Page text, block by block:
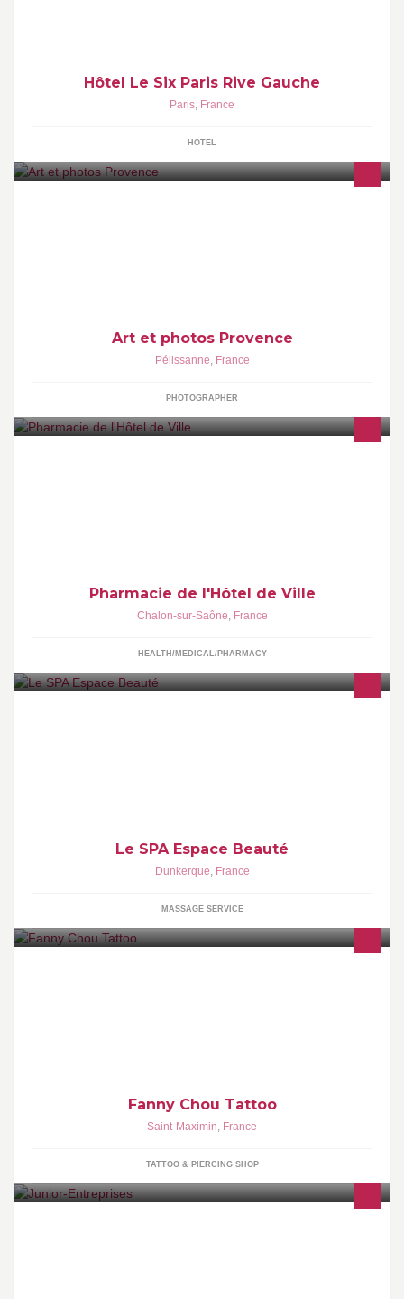
Hôtel Le Six Paris Rive Gauche
Paris, France
HOTEL
Art et photos Provence
Pélissanne, France
PHOTOGRAPHER
Pharmacie de l'Hôtel de Ville
Chalon-sur-Saône, France
HEALTH/MEDICAL/PHARMACY
Le SPA Espace Beauté
Dunkerque, France
MASSAGE SERVICE
Fanny Chou Tattoo
Saint-Maximin, France
TATTOO & PIERCING SHOP